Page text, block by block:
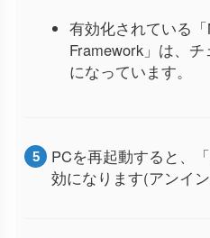
有効化されている
Framework」は、チ
になっています。
PCを再起動すると、
効になります(アンイン